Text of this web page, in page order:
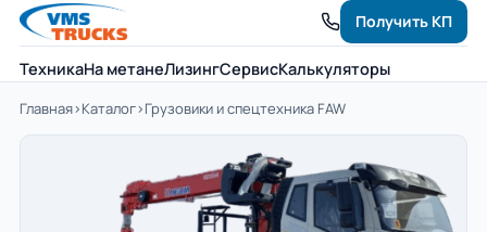
ТехникаНа метанеЛизингСервисКалькуляторы
Получить КП
Главная›Каталог›Грузовики и спецтехника FAW